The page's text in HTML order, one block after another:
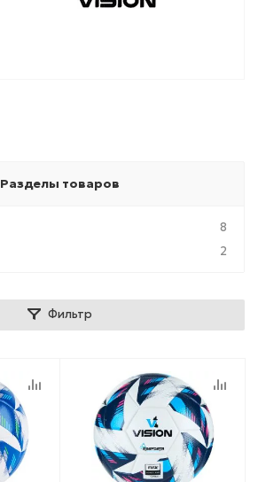
Разделы товаров
8
2
Фильтр